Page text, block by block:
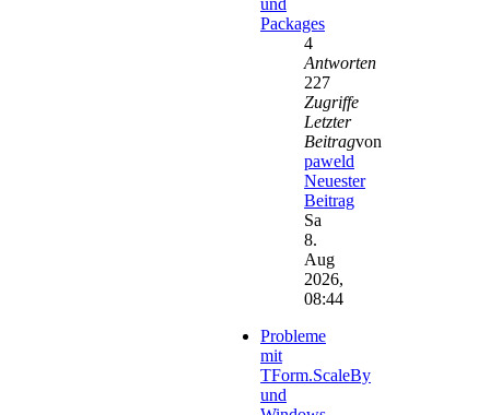
und
Packages
4
Antworten
227
Zugriffe
Letzter
Beitragvon
paweld
Neuester
Beitrag
Sa
8.
Aug
2026,
08:44
Probleme
mit
TForm.ScaleBy
und